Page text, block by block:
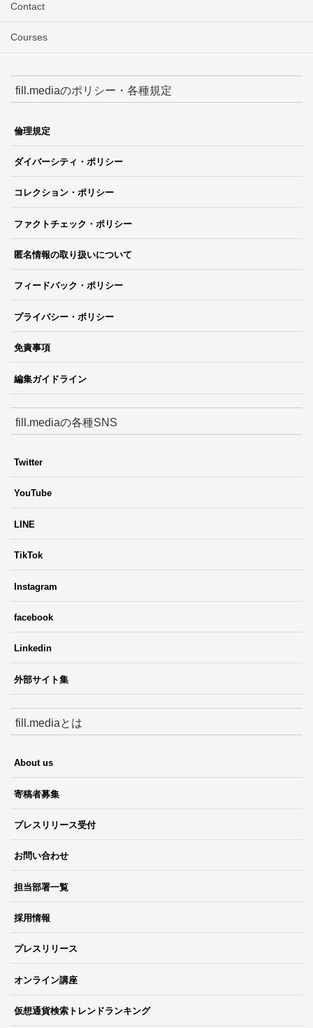
Contact
Courses
fill.mediaのポリシー・各種規定
倫理規定
ダイバーシティ・ポリシー
コレクション・ポリシー
ファクトチェック・ポリシー
匿名情報の取り扱いについて
フィードバック・ポリシー
プライバシー・ポリシー
免責事項
編集ガイドライン
fill.mediaの各種SNS
Twitter
YouTube
LINE
TikTok
Instagram
facebook
Linkedin
外部サイト集
fill.mediaとは
About us
寄稿者募集
プレスリリース受付
お問い合わせ
担当部署一覧
採用情報
プレスリリース
オンライン講座
仮想通貨検索トレンドランキング